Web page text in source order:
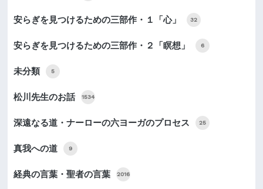
安らぎを見つけるための三部作・１「心」 32
安らぎを見つけるための三部作・２「瞑想」 6
未分類 5
松川先生のお話 1534
深遠なる道・ナーローの六ヨーガのプロセス 25
真我への道 9
経典の言葉・聖者の言葉 2016